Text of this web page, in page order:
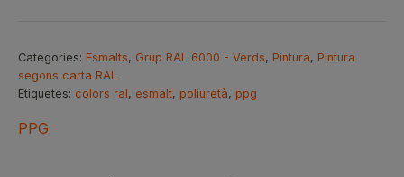
de
components
Categories: Esmalts, Grup RAL 6000 - Verds, Pintura, Pintura
segons carta RAL
Etiquetes: colors ral, esmalt, poliuretà, ppg
PPG